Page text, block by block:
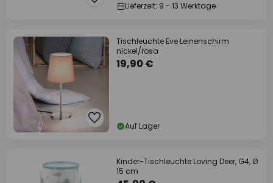
Lieferzeit: 9 - 13 Werktage
Tischleuchte Eve Leinenschirm
nickel/rosa
19,90 €
Auf Lager
Kinder-Tischleuchte Loving Deer, G4, Ø
15 cm